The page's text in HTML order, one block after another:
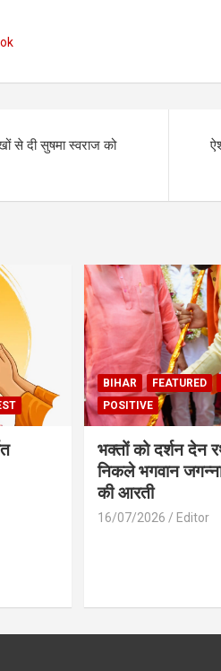
से दी सुषमा स्वराज को
BIHAR FEATURED
POSITIVE
भक्तों को दर्शन देन
निकले भगवान
की आरती
16/07/2026 Editor